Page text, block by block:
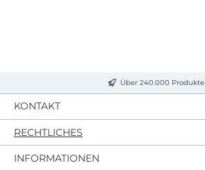
Über 240.000 Produkte
KONTAKT
RECHTLICHES
INFORMATIONEN